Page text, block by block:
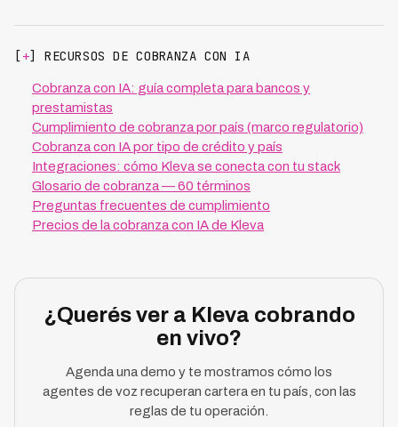
[ +] RECURSOS DE COBRANZA CON IA
Cobranza con IA: guía completa para bancos y
prestamistas
Cumplimiento de cobranza por país (marco regulatorio)
Cobranza con IA por tipo de crédito y país
Integraciones: cómo Kleva se conecta con tu stack
Glosario de cobranza — 60 términos
Preguntas frecuentes de cumplimiento
Precios de la cobranza con IA de Kleva
¿Querés ver a Kleva cobrando
en vivo?
Agenda una demo y te mostramos cómo los
agentes de voz recuperan cartera en tu país, con las
reglas de tu operación.